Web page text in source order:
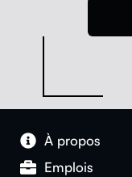
À pro­pos
Emplois